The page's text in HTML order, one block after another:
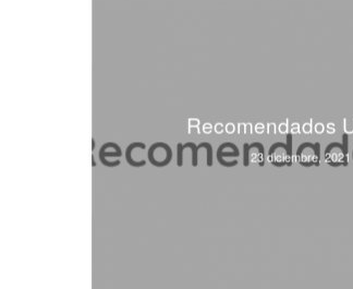
Recomendados
23 diciembre, 2021